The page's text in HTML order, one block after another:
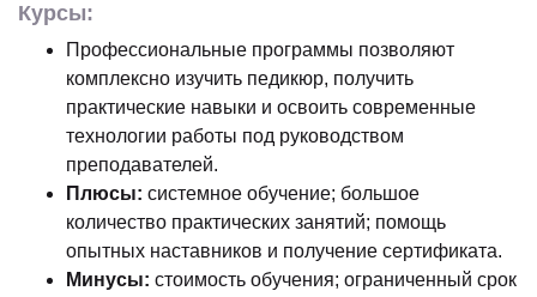
Курсы:
Профессиональные программы позволяют
комплексно изучить педикюр, получить
практические навыки и освоить современные
технологии работы под руководством
преподавателей.
Плюсы: системное обучение; большое
количество практических занятий; помощь
опытных наставников и получение сертификата.
Минусы: стоимость обучения; ограниченный срок